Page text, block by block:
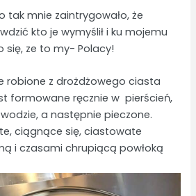
tak mnie zaintrygowało, że
kto je wymyślił i ku mojemu
się, ze to my- Polacy!
robione z drożdżowego ciasta
formowane ręcznie w pierścień,
a następnie pieczone.
ciągnące się, ciastowate
i czasami chrupiącą powłoką